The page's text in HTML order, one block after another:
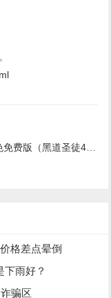
改器 V1.6 绿色免费版功能简介）
格差点晕倒
雨好？
骗区